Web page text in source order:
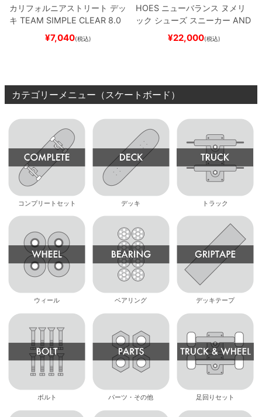
カリフォルニアストリート デッ
キ TEAM SIMPLE CLEAR 8.0
ブランク（DSM）
ード スケボー
¥7,040(税込)
HOES ニューバランス ヌメリ
ック シューズ スニーカー AND
REW REYNOLDS 933
BROWN/BLACKスケート
¥22,000(税込)
カテゴリーメニュー（スケートボード）
コンプリートセット デッキ トラック
ウィール ベアリング デッキテープ
ボルト パーツ・その他 足回りセット